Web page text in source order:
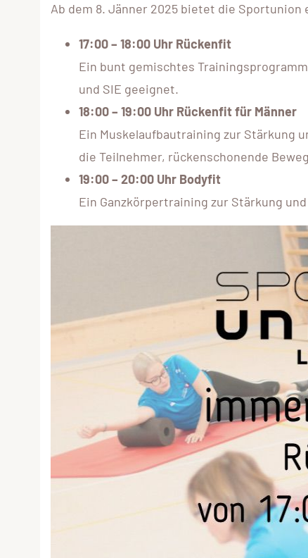
Ab dem 8. Jänner 2025 bietet die
17:00 – 18:00 Uhr Rückenfit
Ein bunt gemischtes
und SIE geeignet.
18:00 – 19:00 Uhr Rückenfit für Männer
Ein Muskelaufbautraining zur Stärkung
die Teilnehmer, rückenschonende
19:00 – 20:00 Uhr Bodyfit
Ein Ganzkörpertraining zur Stärkung